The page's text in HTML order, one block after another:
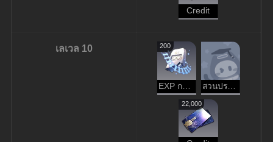
Credit
เลเวล 10 200
EXP การบุกเบิก สวนประกายเพลิงหฤหรรษ์
22,000